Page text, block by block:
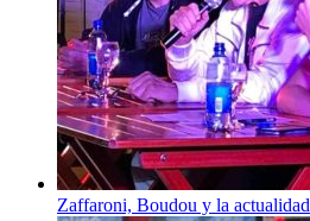
Zaffaroni, Boudou y la actualidad